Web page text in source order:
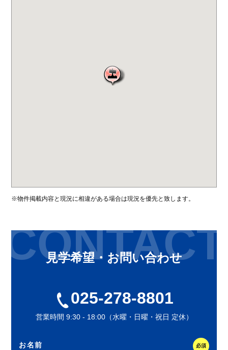
※物件掲載内容と現況に相違がある場合は現況を優先と致します。
見学希望・お問い合わせ
CONTACT
025-278-8801
営業時間 9:30 - 18:00（水曜・日曜・祝日 定休）
お名前 必須